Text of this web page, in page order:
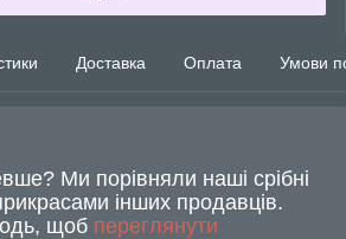
Доставка Оплата Умови
Ми порівняли наші срібні
інших продавців.
щоб переглянути